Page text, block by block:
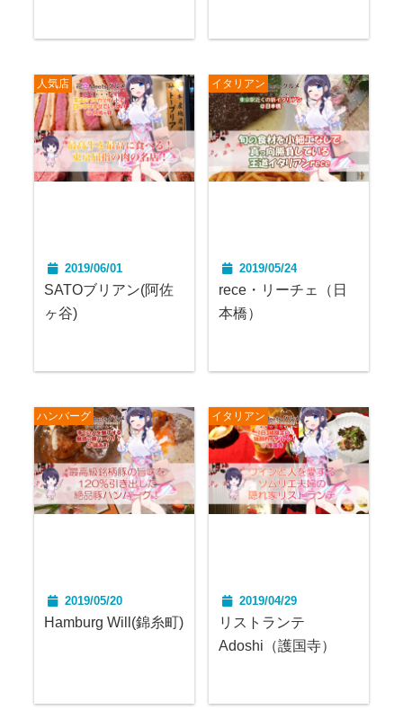
人気店
2019/06/01
SATOブリアン(阿佐
ヶ谷)
イタリアン
2019/05/24
rece・リーチェ（日
本橋）
ハンバーグ
2019/05/20
Hamburg Will(錦糸町)
イタリアン
2019/04/29
リストランテ
Adoshi（護国寺）